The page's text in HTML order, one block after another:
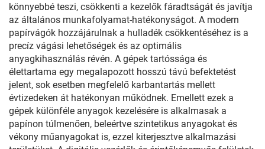
könnyebbé teszi, csökkenti a kezelők fáradtságát és javítja
az általános munkafolyamat-hatékonyságot. A modern
papírvágók hozzájárulnak a hulladék csökkentéséhez is a
precíz vágási lehetőségek és az optimális
anyagkihasználás révén. A gépek tartóssága és
élettartama egy megalapozott hosszú távú befektetést
jelent, sok esetben megfelelő karbantartás mellett
évtizedeken át hatékonyan működnek. Emellett ezek a
gépek különféle anyagok kezelésére is alkalmasak a
papínon túlmenően, beleértve szintetikus anyagokat és
vékony műanyagokat is, ezzel kiterjesztve alkalmazási